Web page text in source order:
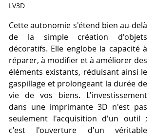
LV3D
Cette autonomie s'étend bien au-delà
de la simple création d'objets
décoratifs. Elle englobe la capacité à
réparer, à modifier et à améliorer des
éléments existants, réduisant ainsi le
gaspillage et prolongeant la durée de
vie de vos biens. L'investissement
dans une imprimante 3D n'est pas
seulement l'acquisition d'un outil ;
c'est l'ouverture d'un véritable